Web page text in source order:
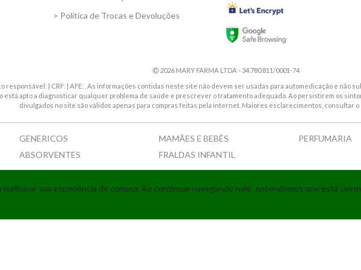
sua experiência de compra. Ao continuar navegando nele, entendemos que está
> Política de Trocas e Devoluções
2026 MARY FARMA LTDA - 34.780.811/0001-74
responsável: | CRF: | AFE: . As informações contidas neste site não devem ser usadas para automedicação e não
está apto a diagnosticar qualquer problema de saúde e prescrever o tratamento adequado. Ao persistirem os
divulgados no site são válidos apenas para compras feitas pela internet. Maiores esclarecimentos, consultar o
GENERICOS MAMÃES E BEBÊS PERFUMARIA
ABSORVENTES FRALDAS INFANTIL